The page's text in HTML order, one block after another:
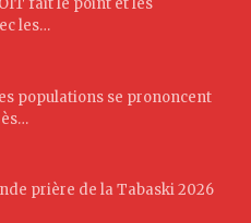
fait le point et les
les…
populations se prononcent
prière de la Tabaski 2026